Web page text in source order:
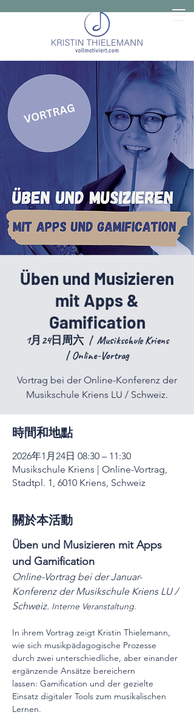
Üben und Musizieren
mit Apps &
Gamification
1月24日周六
  |
Musikschule Kriens
| Online-Vortrag
Vortrag bei der Online-Konferenz der
Musikschule Kriens LU / Schweiz.
時間和地點
2026年1月24日 08:30 – 11:30
Musikschule Kriens | Online-Vortrag,
Stadtpl. 1, 6010 Kriens, Schweiz
關於本活動
Üben und Musizieren mit Apps
und Gamification
Online-Vortrag bei der Januar-
Konferenz der Musikschule Kriens LU /
Schweiz. Interne Veranstaltung.
In ihrem Vortrag zeigt Kristin Thielemann,
wie sich musikpädagogische Prozesse
durch zwei unterschiedliche, aber einander
ergänzende Ansätze bereichern
lassen: Gamification und der gezielte
Einsatz digitaler Tools zum musikalischen
Lernen.